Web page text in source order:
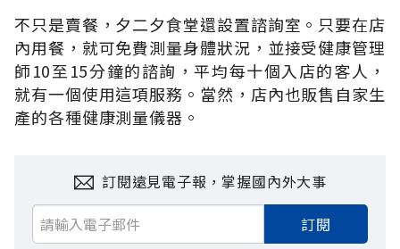
不只是賣餐，夕二夕食堂還設置諮詢室。只要在店
內用餐，就可免費測量身體狀況，並接受健康管理
師10至15分鐘的諮詢，平均每十個入店的客人，
就有一個使用這項服務。當然，店內也販售自家生
產的各種健康測量儀器。
訂閱遠見電子報，掌握國內外大事
訂閱